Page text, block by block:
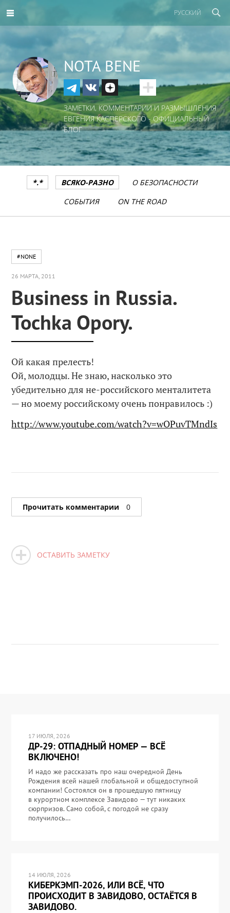
РУССКИЙ
NOTA BENE
ЗАМЕТКИ, КОММЕНТАРИИ И РАЗМЫШЛЕНИЯ
ЕВГЕНИЯ КАСПЕРСКОГО - ОФИЦИАЛЬНЫЙ
БЛОГ
*.* ВСЯКО-РАЗНО
О БЕЗОПАСНОСТИ
СОБЫТИЯ
ON THE ROAD
#NONE
26 МАРТА, 2011
Business in Russia.
Tochka Opory.
Ой какая прелесть!
Ой, молодцы. Не знаю, насколько это
убедительно для не-российского менталитета
— но моему российскому очень понравилось :)
http://www.youtube.com/watch?v=wOPuvTMndIs
Прочитать комментарии 0
ОСТАВИТЬ ЗАМЕТКУ
17 ИЮЛЯ, 2026
ДР-29: ОТПАДНЫЙ НОМЕР — ВСЁ
ВКЛЮЧЕНО!
И надо же рассказать про наш очередной День
Рождения всей нашей глобальной и общедоступной
компании! Состоялся он в прошедшую пятницу
в курортном комплексе Завидово — тут никаких
сюрпризов. Само собой, с погодой не сразу
получилось…
14 ИЮЛЯ, 2026
КИБЕРКЭМП-2026, ИЛИ ВСЁ, ЧТО
ПРОИСХОДИТ В ЗАВИДОВО, ОСТАЁТСЯ В
ЗАВИДОВО.